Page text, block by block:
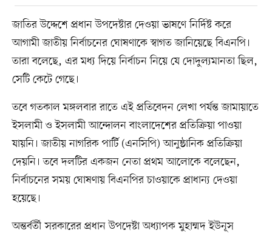
জাতির উদ্দেশে প্রধান উপদেষ্টার দেওয়া ভাষণে নির্দিষ্ট করে
আগামী জাতীয় নির্বাচনের ঘোষণাকে স্বাগত জানিয়েছে বিএনপি।
তারা বলেছে, এর মধ্য দিয়ে নির্বাচন নিয়ে যে দোদুল্যমানতা ছিল,
সেটি কেটে গেছে।
তবে গতকাল মঙ্গলবার রাতে এই প্রতিবেদন লেখা পর্যন্ত জামায়াতে
ইসলামী ও ইসলামী আন্দোলন বাংলাদেশের প্রতিক্রিয়া পাওয়া
যায়নি। জাতীয় নাগরিক পার্টি (এনসিপি) আনুষ্ঠানিক প্রতিক্রিয়া
দেয়নি। তবে দলটির একজন নেতা প্রথম আলোকে বলেছেন,
নির্বাচনের সময় ঘোষণায় বিএনপির চাওয়াকে প্রাধান্য দেওয়া
হয়েছে।
অন্তর্বর্তী সরকারের প্রধান উপদেষ্টা অধ্যাপক মুহাম্মদ ইউনূস